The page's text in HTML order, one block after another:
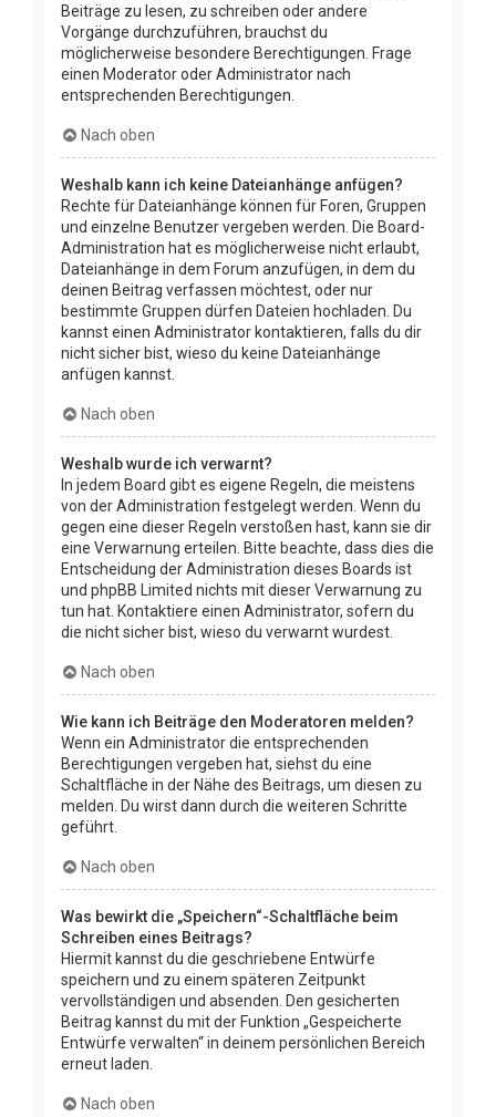
Beiträge zu lesen, zu schreiben oder andere
Vorgänge durchzuführen, brauchst du
möglicherweise besondere Berechtigungen. Frage
einen Moderator oder Administrator nach
entsprechenden Berechtigungen.
Nach oben
Weshalb kann ich keine Dateianhänge anfügen?
Rechte für Dateianhänge können für Foren, Gruppen
und einzelne Benutzer vergeben werden. Die Board-
Administration hat es möglicherweise nicht erlaubt,
Dateianhänge in dem Forum anzufügen, in dem du
deinen Beitrag verfassen möchtest, oder nur
bestimmte Gruppen dürfen Dateien hochladen. Du
kannst einen Administrator kontaktieren, falls du dir
nicht sicher bist, wieso du keine Dateianhänge
anfügen kannst.
Nach oben
Weshalb wurde ich verwarnt?
In jedem Board gibt es eigene Regeln, die meistens
von der Administration festgelegt werden. Wenn du
gegen eine dieser Regeln verstoßen hast, kann sie dir
eine Verwarnung erteilen. Bitte beachte, dass dies die
Entscheidung der Administration dieses Boards ist
und phpBB Limited nichts mit dieser Verwarnung zu
tun hat. Kontaktiere einen Administrator, sofern du
die nicht sicher bist, wieso du verwarnt wurdest.
Nach oben
Wie kann ich Beiträge den Moderatoren melden?
Wenn ein Administrator die entsprechenden
Berechtigungen vergeben hat, siehst du eine
Schaltfläche in der Nähe des Beitrags, um diesen zu
melden. Du wirst dann durch die weiteren Schritte
geführt.
Nach oben
Was bewirkt die „Speichern“-Schaltfläche beim
Schreiben eines Beitrags?
Hiermit kannst du die geschriebene Entwürfe
speichern und zu einem späteren Zeitpunkt
vervollständigen und absenden. Den gesicherten
Beitrag kannst du mit der Funktion „Gespeicherte
Entwürfe verwalten“ in deinem persönlichen Bereich
erneut laden.
Nach oben